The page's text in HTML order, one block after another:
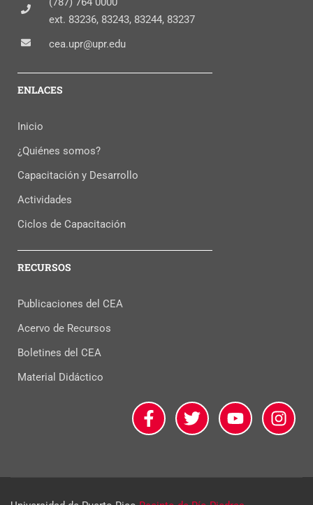
ext. 83236, 83243, 83244, 83237
cea.upr@upr.edu
ENLACES
Inicio
¿Quiénes somos?
Capacitación y Desarrollo
Actividades
Ciclos de Capacitación
RECURSOS
Publicaciones del CEA
Acervo de Recursos
Boletines del CEA
Material Didáctico